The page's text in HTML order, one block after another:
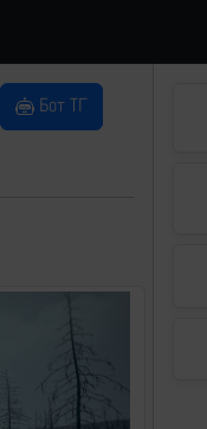
Бот ТГ